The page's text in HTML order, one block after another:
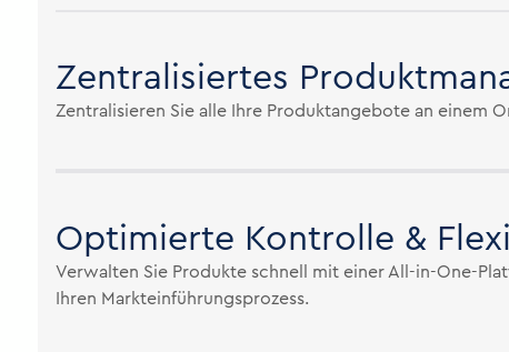
Zentralisiertes
Zentralisieren Sie alle Ihre Produktangebote an einem
Optimierte Kontrolle &
Verwalten Sie Produkte schnell mit einer All-in-One-
Ihren Markteinführungsprozess.